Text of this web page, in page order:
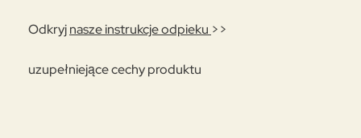
Odkryjnasze instrukcje odpieku >>
uzupełniejące cechy produktu